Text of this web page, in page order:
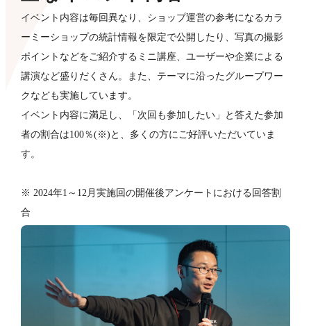
イベント内容は毎回異なり、ショップ運営の参考になるカラ
ーミーショップの統計情報を限定で公開したり、写真の撮影
ポイントなどをご紹介するミニ講座、ユーザーや企業による
講演など盛りだくさん。また、テーマに沿ったグループワー
クなども​実施しています。
イベント内容に満足し、「次回も参加したい」と答えた参加
者の割合は100％(※)と、多くの方にご好評いただいていま
す。
※ 2024年1～12月実施回の開催後アンケートにおける回答割
合